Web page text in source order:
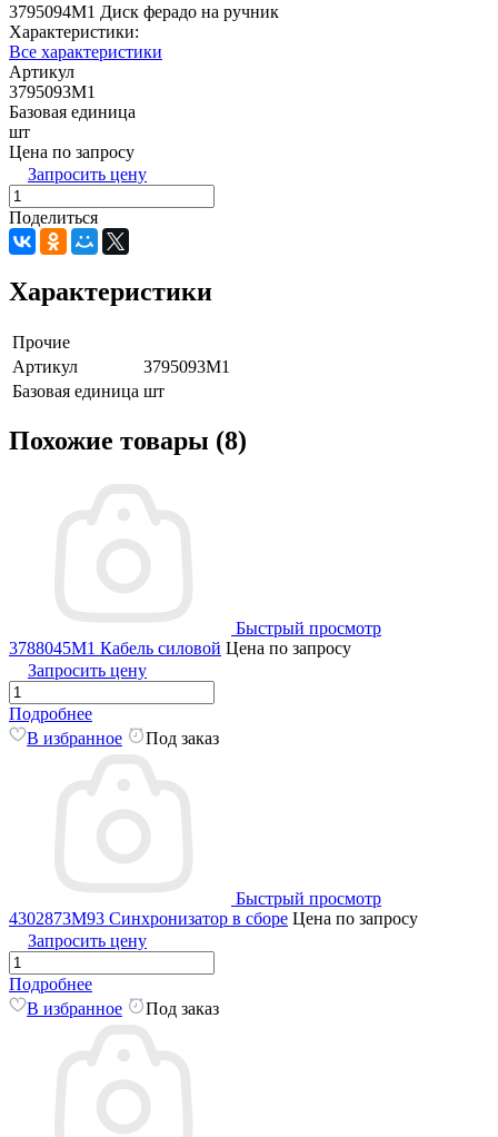
3795094M1 Диск ферадо на ручник
Характеристики:
Все характеристики
Артикул
3795093M1
Базовая единица
шт
Цена по запросу
Запросить цену
Поделиться
Характеристики
Прочие
Артикул
3795093M1
Базовая единица шт
Похожие товары (8)
Быстрый просмотр
3788045M1 Кабель силовой Цена по запросу
Запросить цену
Подробнее
В избранное
Под заказ
Быстрый просмотр
4302873M93 Синхронизатор в сборе Цена по запросу
Запросить цену
Подробнее
В избранное
Под заказ